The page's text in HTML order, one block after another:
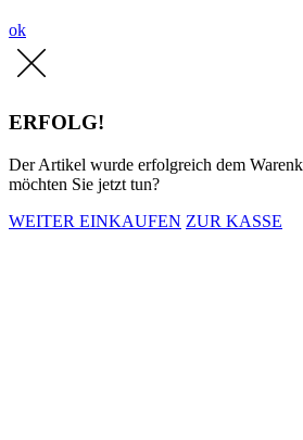
ok
ERFOLG!
Der Artikel wurde erfolgreich dem
möchten Sie jetzt tun?
WEITER EINKAUFEN ZUR KASSE